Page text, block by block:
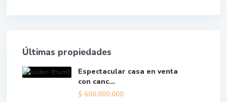
Últimas propiedades
Espectacular casa en venta
con canc...
$ 600.000.000